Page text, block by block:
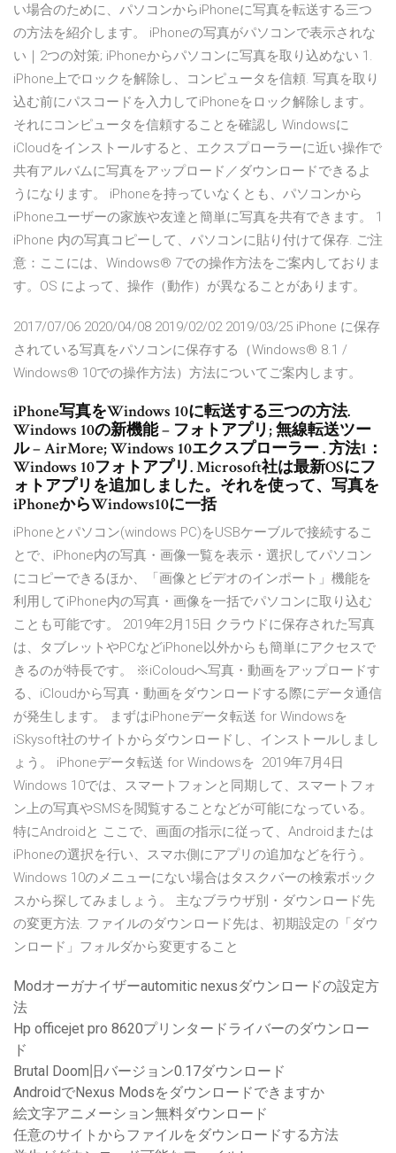
い場合のために、パソコンからiPhoneに写真を転送する三つ
の方法を紹介します。 iPhoneの写真がパソコンで表示されな
い｜2つの対策; iPhoneからパソコンに写真を取り込めない 1.
iPhone上でロックを解除し、コンピュータを信頼. 写真を取り
込む前にパスコードを入力してiPhoneをロック解除します。
それにコンピュータを信頼することを確認し Windowsに
iCloudをインストールすると、エクスプローラーに近い操作で
共有アルバムに写真をアップロード／ダウンロードできるよ
うになります。 iPhoneを持っていなくとも、パソコンから
iPhoneユーザーの家族や友達と簡単に写真を共有できます。 1
iPhone 内の写真コピーして、パソコンに貼り付けて保存. ご注
意：ここには、Windows® 7での操作方法をご案内しておりま
す。OS によって、操作（動作）が異なることがあります。
2017/07/06 2020/04/08 2019/02/02 2019/03/25 iPhone に保存
されている写真をパソコンに保存する（Windows® 8.1 /
Windows® 10での操作方法）方法についてご案内します。
iPhone写真をWindows 10に転送する三つの方法.
Windows 10の新機能 – フォトアプリ; 無線転送ツー
ル – AirMore; Windows 10エクスプローラー . 方法1：
Windows 10フォトアプリ. Microsoft社は最新OSにフ
ォトアプリを追加しました。それを使って、写真を
iPhoneからWindows10に一括
iPhoneとパソコン(windows PC)をUSBケーブルで接続するこ
とで、iPhone内の写真・画像一覧を表示・選択してパソコン
にコピーできるほか、「画像とビデオのインポート」機能を
利用してiPhone内の写真・画像を一括でパソコンに取り込む
ことも可能です。 2019年2月15日 クラウドに保存された写真
は、タブレットやPCなどiPhone以外からも簡単にアクセスで
きるのが特長です。 ※iColoudへ写真・動画をアップロードす
る、iCloudから写真・動画をダウンロードする際にデータ通信
が発生します。 まずはiPhoneデータ転送 for Windowsを
iSkysoft社のサイトからダウンロードし、インストールしまし
ょう。 iPhoneデータ転送 for Windowsを 2019年7月4日
Windows 10では、スマートフォンと同期して、スマートフォ
ン上の写真やSMSを閲覧することなどが可能になっている。
特にAndroidと ここで、画面の指示に従って、Androidまたは
iPhoneの選択を行い、スマホ側にアプリの追加などを行う。
Windows 10のメニューにない場合はタスクバーの検索ボック
スから探してみましょう。 主なブラウザ別・ダウンロード先
の変更方法. ファイルのダウンロード先は、初期設定の「ダウ
ンロード」フォルダから変更すること
Modオーガナイザーautomitic nexusダウンロードの設定方
法
Hp officejet pro 8620プリンタードライバーのダウンロー
ド
Brutal Doom旧バージョン0.17ダウンロード
AndroidでNexus Modsをダウンロードできますか
絵文字アニメーション無料ダウンロード
任意のサイトからファイルをダウンロードする方法